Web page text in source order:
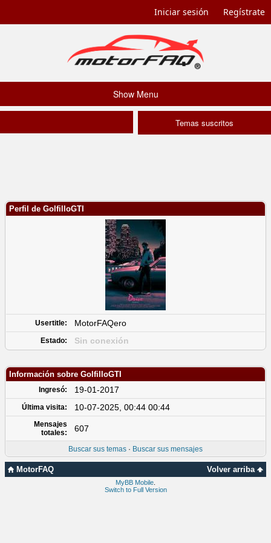
Iniciar sesión Regístrate
Show Menu
Temas suscritos
Perfil de GolfilloGTI
Usertitle: MotorFAQero
Estado: Sin conexión
Información sobre GolfilloGTI
Ingresó: 19-01-2017
Última visita: 10-07-2025, 00:44 00:44
Mensajes
totales:
607
Buscar sus temas · Buscar sus mensajes
Volver arriba
MotorFAQ
MyBB Mobile
Switch to Full Version